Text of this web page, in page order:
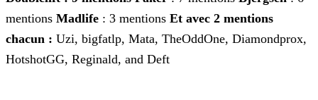
mentions Madlife : 3 mentions Et avec 2 mentions
chacun : Uzi, bigfatlp, Mata, TheOddOne, Diamondprox,
HotshotGG, Reginald, and Deft